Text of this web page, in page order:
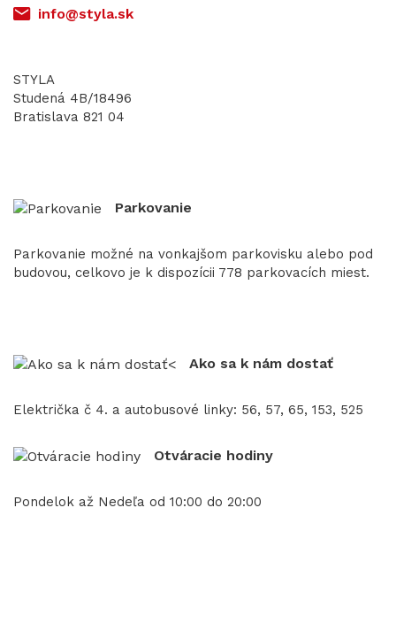
info@styla.sk
STYLA
Studená 4B/18496
Bratislava 821 04
Parkovanie
Parkovanie možné na vonkajšom parkovisku alebo pod
budovou, celkovo je k dispozícii 778 parkovacích miest.
Ako sa k nám dostať
Električka č 4. a autobusové linky: 56, 57, 65, 153, 525
Otváracie hodiny
Pondelok až Nedeľa od 10:00 do 20:00